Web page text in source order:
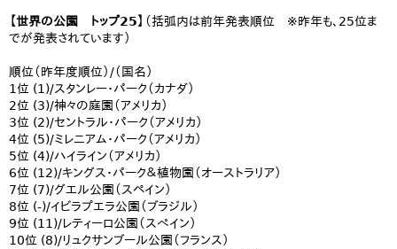
【世界の公園 トップ25】 （括弧内は前年発表順位 ※昨年も、25位ま
でが発表されています）
順位（昨年度順位）/（国名）
1位 (1)/スタンレー・パーク（カナダ）
2位 (3)/神々の庭園（アメリカ）
3位 (2)/セントラル・パーク（アメリカ）
4位 (5)/ミレニアム・パーク（アメリカ）
5位 (4)/ハイライン（アメリカ）
6位 (12)/キングス・パーク＆植物園（オーストラリア）
7位 (7)/グエル公園（スペイン）
8位 (-)/イビラプエラ公園（ブラジル）
9位 (11)/レティーロ公園（スぺイン）
10位 (8)/リュクサンブール公園（フランス）